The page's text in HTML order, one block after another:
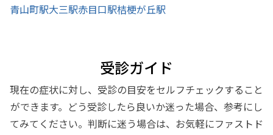
青山町駅大三駅赤目口駅桔梗が丘駅
受診ガイド
現在の症状に対し、受診の目安をセルフチェックすること
ができます。どう受診したら良いか迷った場合、参考にし
てみてください。判断に迷う場合は、お気軽にファストド